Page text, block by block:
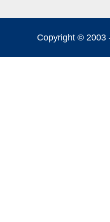
Copyright © 2003